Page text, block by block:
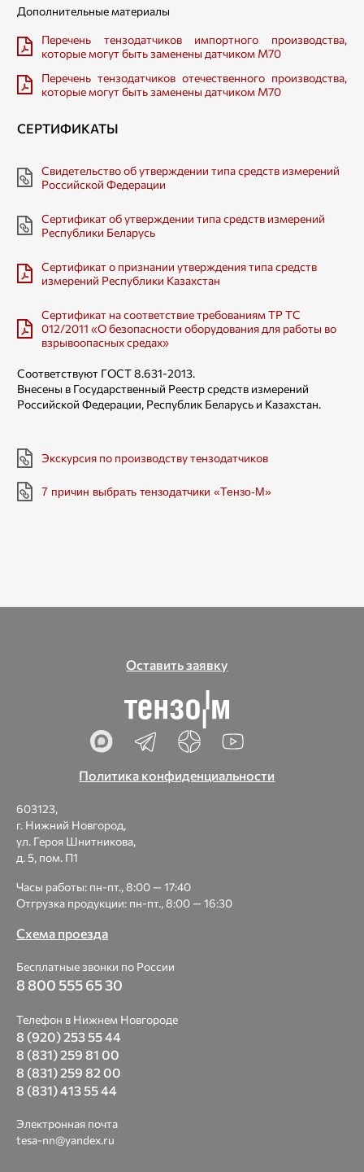
Дополнительные материалы
Перечень тензодатчиков импортного производства,
которые могут быть заменены датчиком M70
Перечень тензодатчиков отечественного производства,
которые могут быть заменены датчиком M70
​СЕРТИФИКАТЫ
Свидетельство об утверждении типа средств измерений
Российской Федерации
Сертификат об утверждении типа средств измерений
Республики Беларусь
Сертификат о признании утверждения типа средств
измерений Республики Казахстан
Cертификат на соответствие требованиям TP ТС
012/2011 «О безопасности оборудования для работы во
взрывоопасных средах»
Соответствуют ГОСТ 8.631-2013.
Внесены в Государственный Реестр средств измерений
Российской Федерации, Республик Беларусь и Казахстан.
Экскурсия по производству тензодатчиков
7 причин выбрать тензодатчики «Тензо-М»
Оставить заявку
Политика конфиденциальности
603123,
г. Нижний Новгород,
ул. Героя Шнитникова,
д. 5, пом. П1
Часы работы: пн-пт., 8:00 — 17:40
Отгрузка продукции: пн-пт., 8:00 — 16:30
Схема проезда
Бесплатные звонки по России
8 800 555 65 30
Телефон в Нижнем Новгороде
8 (920) 253 55 44
8 (831) 259 81 00
8 (831) 259 82 00
8 (831) 413 55 44
Электронная почта
tesa-nn@yandex.ru